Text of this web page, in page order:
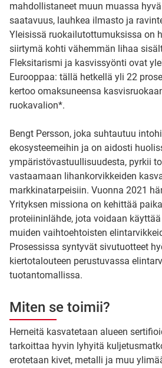
mahdollistaneet muun muassa
saatavuus, lauhkea ilmasto ja
Yleisissä ruokailutottumuksissa on
siirtymä kohti vähemmän lihaa
Fleksitarismi ja kasvissyönti ovat
Eurooppaa: tällä hetkellä yli 22
kertoo omaksuneensa
ruokavalion*.
Bengt Persson, joka suhtautuu
ekosysteemeihin ja on aidosti
ympäristövastuullisuudesta, pyrkii
vastaamaan lihankorvikkeiden
markkinatarpeisiin. Vuonna 2021
Yrityksen missiona on kehittää
proteiininlähde, jota voidaan
muiden vaihtoehtoisten
Prosessissa syntyvät sivutuotteet
kiertotalouteen perustuvassa
tuotantomallissa.
Miten se toimii?
Herneitä kasvatetaan alueen
tarkoittaa hyvin lyhyitä
erotetaan kivet, metalli ja muu